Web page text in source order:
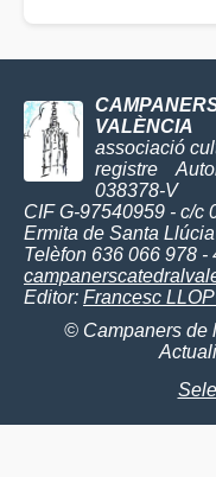
VALÈNCIA
associació
registre
038378-V
CIF G-97540959 - c/c
Ermita de Santa
Telèfon 636 066 978 -
Editor: Francesc
© Campaners de